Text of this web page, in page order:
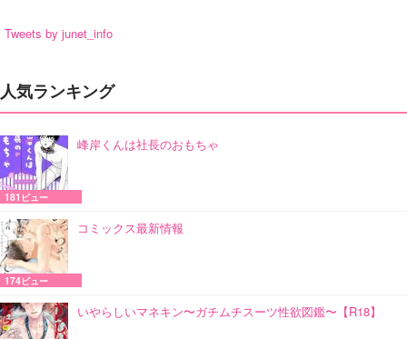
Tweets by junet_info
人気ランキング
峰岸くんは社長のおもちゃ
181ビュー
コミックス最新情報
174ビュー
いやらしいマネキン〜ガチムチスーツ性欲図鑑〜【R18】